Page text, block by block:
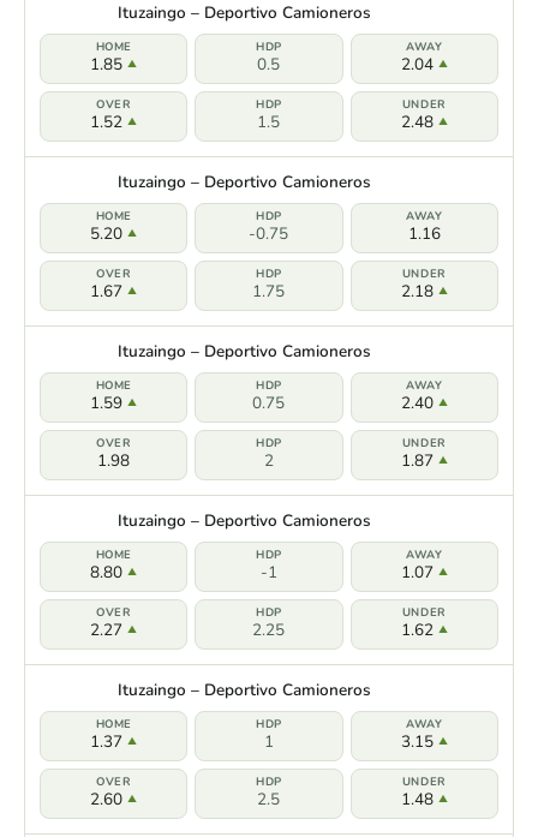
Ituzaingo – Deportivo Camioneros
1.85 0.5 2.04
1.52 1.5 2.48
Ituzaingo – Deportivo Camioneros
5.20 -0.75 1.16
1.67 1.75 2.18
Ituzaingo – Deportivo Camioneros
1.59 0.75 2.40
1.98 2 1.87
Ituzaingo – Deportivo Camioneros
8.80 -1 1.07
2.27 2.25 1.62
Ituzaingo – Deportivo Camioneros
1.37 1 3.15
2.60 2.5 1.48